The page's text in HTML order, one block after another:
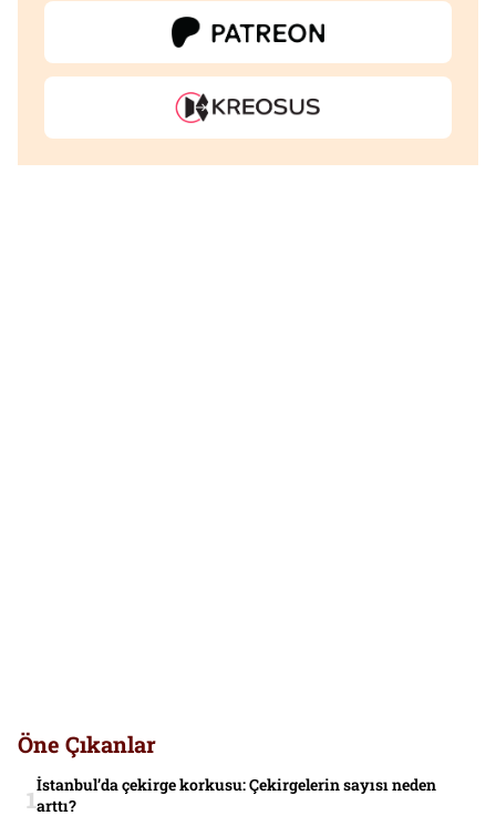
Öne Çıkanlar
İstanbul’da çekirge korkusu: Çekirgelerin sayısı neden
arttı?